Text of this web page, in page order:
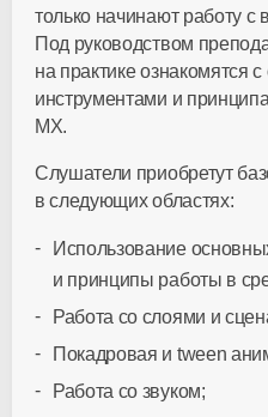
только начинают работу с
Под руководством
на практике ознакомятся
инструментами и
MX.
Слушатели приобретут
в следующих областях:
Использование
и принципы работы в
Работа со слоями и
Покадровая и tween
Работа со звуком;